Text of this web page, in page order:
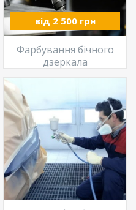
від 2 500 грн
Фарбування бічного
дзеркала